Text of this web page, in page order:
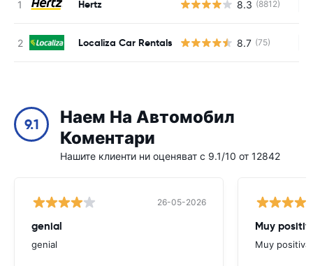
Hertz 8.3 (8812)
Localiza Car Rentals 8.7 (75)
9.1
Наем На Автомобил
Коментари
Нашите клиенти ни оценяват с 9.1/10 от 12842
26-05-2026
genial
genial
Muy
Muy positiva